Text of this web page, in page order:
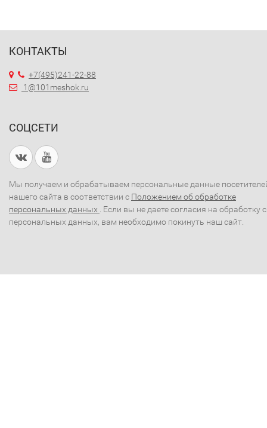
КОНТАКТЫ
+7(495)241-22-88
1@101meshok.ru
СОЦСЕТИ
Мы получаем и обрабатываем персональные данные
нашего сайта в соответствии с Положением об обработке
персональных данных . Если вы не даете согласия на обработку
персональных данных, вам необходимо покинуть наш сайт.